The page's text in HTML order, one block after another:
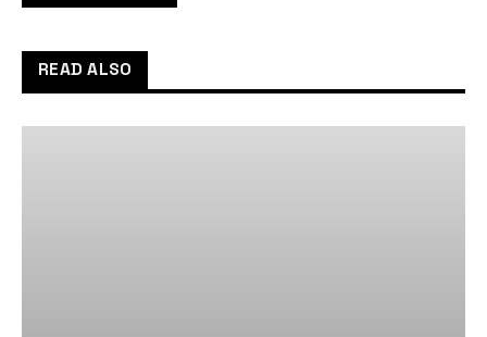
READ ALSO